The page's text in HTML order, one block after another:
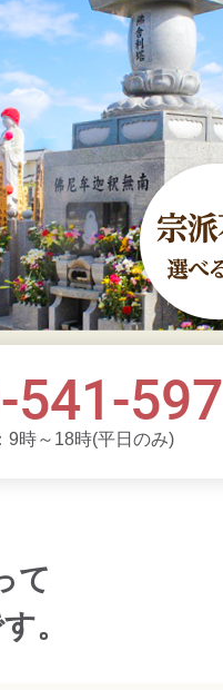
541-597
9時～18時(平日のみ)
て
。